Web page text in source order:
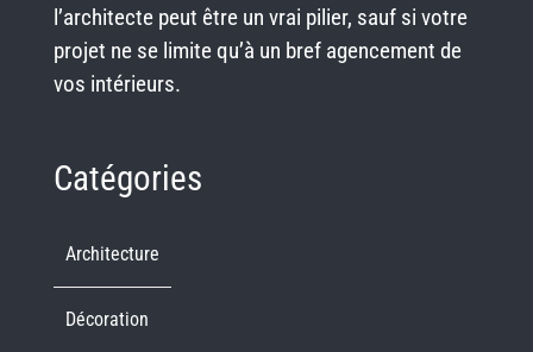
l’architecte peut être un vrai pilier, sauf si votre
projet ne se limite qu’à un bref agencement de
vos intérieurs.
Catégories
Architecture
Décoration